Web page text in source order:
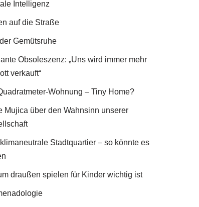
Intelligenz
auf die Straße
Gemütsruhe
Obsoleszenz: „Uns wird immer mehr
verkauft“
Wohnung – Tiny Home?
Mujica über den Wahnsinn unserer
Stadtquartier – so könnte es
draußen spielen für Kinder wichtig ist